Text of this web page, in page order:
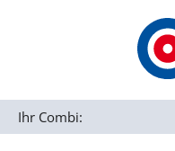
Zur Navigation springen
Ihr Combi: